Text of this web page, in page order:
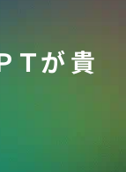
Ｔが貴